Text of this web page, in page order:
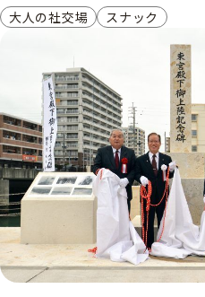
大人の社交場 スナック